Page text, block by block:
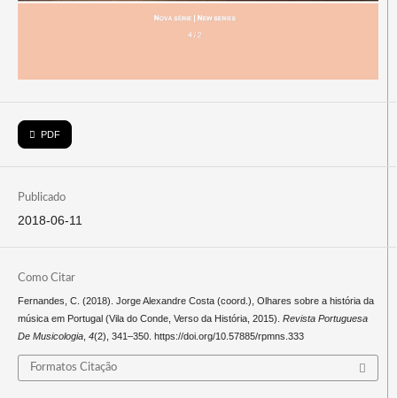
PDF
Publicado
2018-06-11
Como Citar
Fernandes, C. (2018). Jorge Alexandre Costa (coord.), ​Olhares sobre a história da
música em Portugal ​(Vila do Conde, Verso da História, 2015). Revista Portuguesa
De Musicologia, 4(2), 341–350. https://doi.org/10.57885/rpmns.333
Formatos Citação